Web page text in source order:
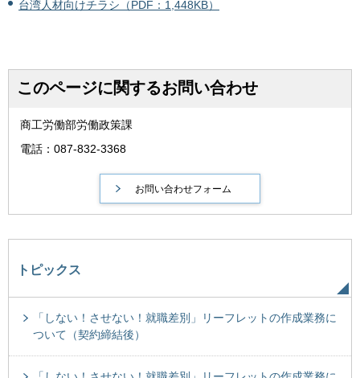
台湾人材向けチラシ（PDF：1,448KB）
このページに関するお問い合わせ
商工労働部労働政策課
電話：087-832-3368
トピックス
「しない！させない！就職差別」リーフレットの作成業務に
ついて（契約締結後）